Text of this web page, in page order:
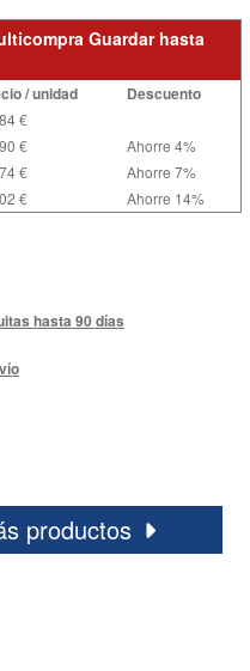
Guardar hasta
/ unidad Descuento
€
€
Ahorre 4%
€
Ahorre 7%
€ Ahorre 14%
hasta 90 días
productos